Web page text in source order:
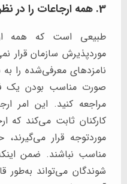
3. همه ارجاعات را در نظر بگیرید.
طبیعی است که همه
موردپذیرش سازمان قرار
نامزدهای معرفی‌شده را به
صورت مناسب بودن یک
مراجعه کنید. این امر
کارکنان ثابت می‌کند که
موردتوجه قرار
مناسب نباشند. ضمن
شوندگان می‌تواند